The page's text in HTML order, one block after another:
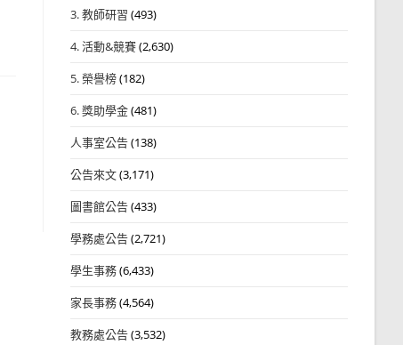
3. 教師研習 (493)
4. 活動&競賽(2,630)
5. 榮譽榜(182)
6. 獎助學金(481)
人事室公告(138)
公告來文(3,171)
圖書館公告(433)
學務處公告(2,721)
學生事務(6,433)
家長事務(4,564)
教務處公告(3,532)